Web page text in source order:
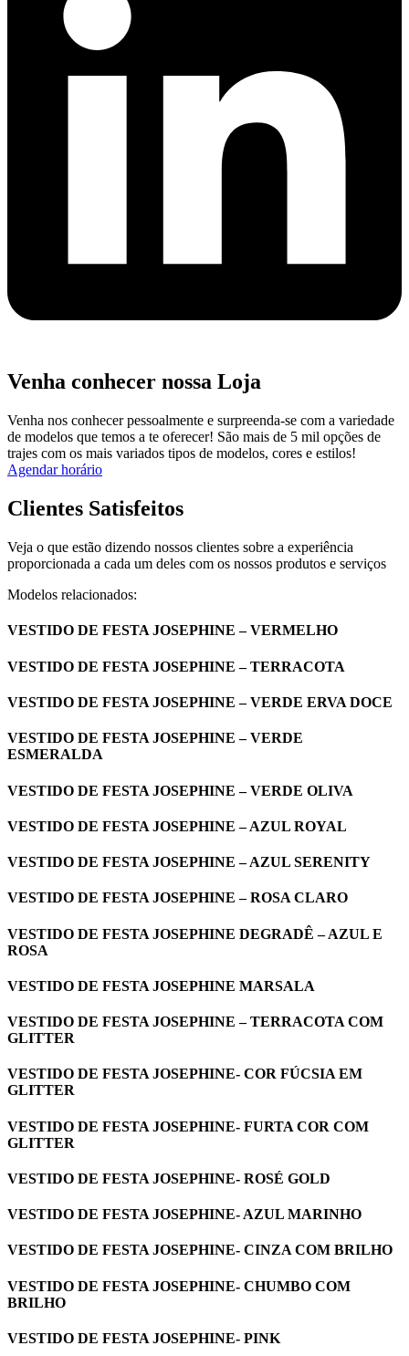
Venha conhecer nossa Loja
Venha nos conhecer pessoalmente e surpreenda-se com a variedade
de modelos que temos a te oferecer! São mais de 5 mil opções de
trajes com os mais variados tipos de modelos, cores e estilos!
Agendar horário
Clientes Satisfeitos
Veja o que estão dizendo nossos clientes sobre a experiência
proporcionada a cada um deles com os nossos produtos e serviços
Modelos relacionados:
VESTIDO DE FESTA JOSEPHINE – VERMELHO
VESTIDO DE FESTA JOSEPHINE – TERRACOTA
VESTIDO DE FESTA JOSEPHINE – VERDE ERVA DOCE
VESTIDO DE FESTA JOSEPHINE – VERDE
ESMERALDA
VESTIDO DE FESTA JOSEPHINE – VERDE OLIVA
VESTIDO DE FESTA JOSEPHINE – AZUL ROYAL
VESTIDO DE FESTA JOSEPHINE – AZUL SERENITY
VESTIDO DE FESTA JOSEPHINE – ROSA CLARO
VESTIDO DE FESTA JOSEPHINE DEGRADÊ – AZUL E
ROSA
VESTIDO DE FESTA JOSEPHINE MARSALA
VESTIDO DE FESTA JOSEPHINE – TERRACOTA COM
GLITTER
VESTIDO DE FESTA JOSEPHINE- COR FÚCSIA EM
GLITTER
VESTIDO DE FESTA JOSEPHINE- FURTA COR COM
GLITTER
VESTIDO DE FESTA JOSEPHINE- ROSÉ GOLD
VESTIDO DE FESTA JOSEPHINE- AZUL MARINHO
VESTIDO DE FESTA JOSEPHINE- CINZA COM BRILHO
VESTIDO DE FESTA JOSEPHINE- CHUMBO COM
BRILHO
VESTIDO DE FESTA JOSEPHINE- PINK